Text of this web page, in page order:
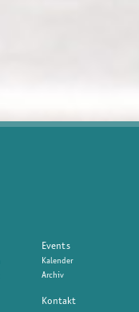
Events
Kalender
Archiv
Kontakt